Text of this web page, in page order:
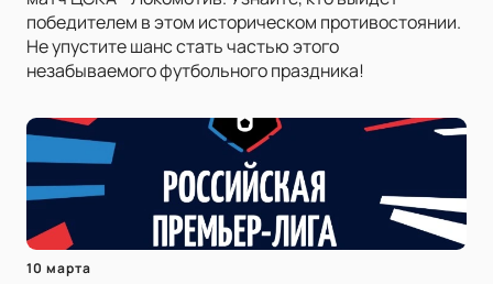
победителем в этом историческом противостоянии.
Не упустите шанс стать частью этого
незабываемого футбольного праздника!
10 марта